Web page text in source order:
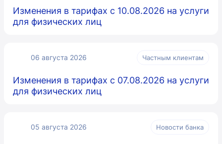
Изменения в тарифах с 10.08.2026 на услуги
для физических лиц
06 августа 2026 Частным клиентам
Изменения в тарифах с 07.08.2026 на услуги
для физических лиц
05 августа 2026 Новости банка